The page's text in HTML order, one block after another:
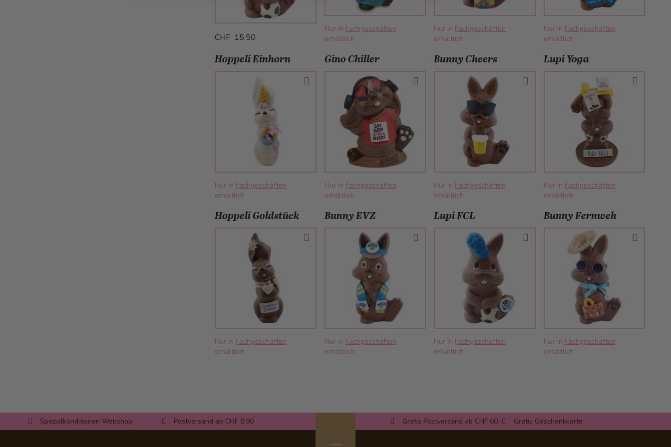
CHF 15.50
Nur in Fachgeschäften
erhältlich
Nur in Fachgeschäften
erhältlich
Nur in Fachgeschäften
erhältlich
Hoppeli Einhorn
Nur in Fachgeschäften
erhältlich
Gino Chiller
Nur in Fachgeschäften
erhältlich
Bunny Cheers
Nur in Fachgeschäften
erhältlich
Lupi Yoga
Nur in Fachgeschäften
erhältlich
Hoppeli Goldstück
Nur in Fachgeschäften
erhältlich
Bunny EVZ
Nur in Fachgeschäften
erhältlich
Lupi FCL
Nur in Fachgeschäften
erhältlich
Bunny Fernweh
Nur in Fachgeschäften
erhältlich
Spezialkonditionen Webshop Postversand ab CHF 8.90 Gratis Postversand ab CHF 60.- Gratis Geschenkkarte